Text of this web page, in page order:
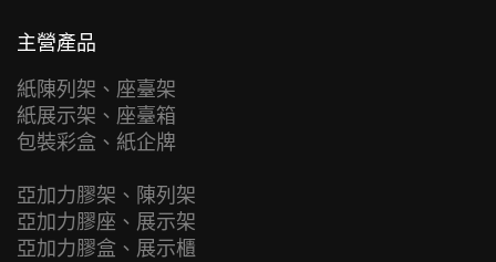
主營產品
紙陳列架、座臺架
紙展示架、座臺箱
包裝彩盒、紙企牌
亞加力膠架、陳列架
亞加力膠座、展示架
亞加力膠盒、展示櫃